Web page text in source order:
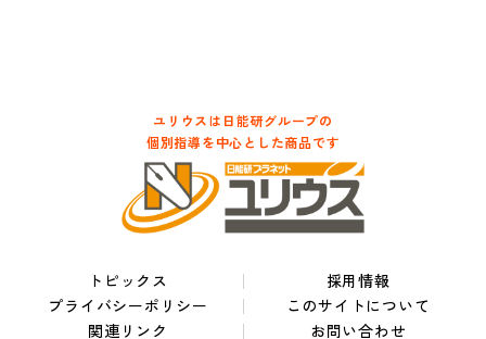
ユリウスは日能研グループの
個別指導を中心とした商品です
トピックス
採用情報
プライバシーポリシー
このサイトについて
関連リンク
お問い合わせ